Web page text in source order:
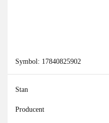
Symbol: 17840825902
Stan
Producent